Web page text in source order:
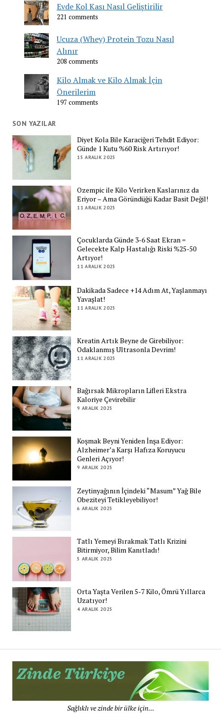
Evde Kol Kası Nasıl Geliştirilir
221 comments
Ucuza (Whey) Protein Tozu Nasıl
Alınır
208 comments
Kilo Almak ve Kilo Almak İçin
Önerilerim
197 comments
SON YAZILAR
Diyet Kola Bile Karaciğeri Tehdit Ediyor:
Günde 1 Kutu %60 Risk Artırıyor!
15 ARALIK 2025
Ozempic ile Kilo Verirken Kaslarınız da
Eriyor – Ama Göründüğü Kadar Basit Değil!
11 ARALIK 2025
Çocuklarda Günde 3-6 Saat Ekran =
Gelecekte Kalp Hastalığı Riski %25-50
Artıyor!
11 ARALIK 2025
Dakikada Sadece +14 Adım At, Yaşlanmayı
Yavaşlat!
11 ARALIK 2025
Kreatin Artık Beyne de Girebiliyor:
Odaklanmış Ultrasonla Devrim!
11 ARALIK 2025
Bağırsak Mikropların Lifleri Ekstra
Kaloriye Çevirebilir
9 ARALIK 2025
Koşmak Beyni Yeniden İnşa Ediyor:
Alzheimer’a Karşı Hafıza Koruyucu
Genleri Açıyor!
9 ARALIK 2025
Zeytinyağının İçindeki “Masum” Yağ Bile
Obeziteyi Tetikleyebiliyor!
6 ARALIK 2025
Tatlı Yemeyi Bırakmak Tatlı Krizini
Bitirmiyor, Bilim Kanıtladı!
5 ARALIK 2025
Orta Yaşta Verilen 5-7 Kilo, Ömrü Yıllarca
Uzatıyor!
4 ARALIK 2025
Sağlıklı ve zinde bir ülke için...